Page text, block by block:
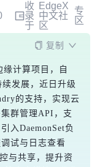
收
录
于
EdgeX
中文社
区
专
区
复制
计算项目，自
发展，近日升级
的支持，实现云
群管理API，支
入DaemonSet负
试与日志查看
与共享，提升资